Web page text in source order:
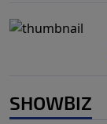
SHOWBIZ